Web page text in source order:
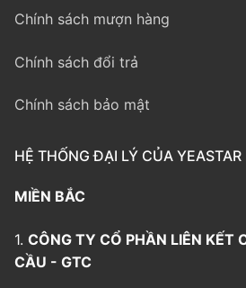
Chính sách mượn hàng
Chính sách đổi trả
Chính sách bảo mật
HỆ THỐNG ĐẠI LÝ CỦA YEASTAR
MIỀN BẮC
1. CÔNG TY CỔ PHẦN LIÊN KẾT
CẦU - GTC